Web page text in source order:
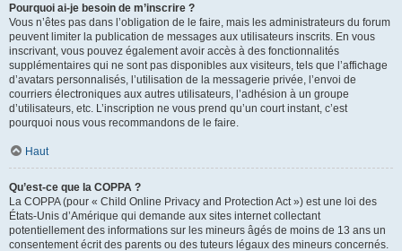
Pourquoi ai-je besoin de m’inscrire ?
Vous n’êtes pas dans l’obligation de le faire, mais les administrateurs du forum
peuvent limiter la publication de messages aux utilisateurs inscrits. En vous
inscrivant, vous pouvez également avoir accès à des fonctionnalités
supplémentaires qui ne sont pas disponibles aux visiteurs, tels que l’affichage
d’avatars personnalisés, l’utilisation de la messagerie privée, l’envoi de
courriers électroniques aux autres utilisateurs, l’adhésion à un groupe
d’utilisateurs, etc. L’inscription ne vous prend qu’un court instant, c’est
pourquoi nous vous recommandons de le faire.
Haut
Qu’est-ce que la COPPA ?
La COPPA (pour « Child Online Privacy and Protection Act ») est une loi des
États-Unis d’Amérique qui demande aux sites internet collectant
potentiellement des informations sur les mineurs âgés de moins de 13 ans un
consentement écrit des parents ou des tuteurs légaux des mineurs concernés.